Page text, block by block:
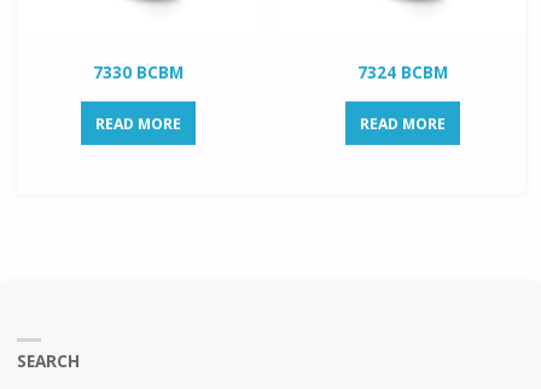
7330 BCBM
READ MORE
7324 BCBM
READ MORE
SEARCH